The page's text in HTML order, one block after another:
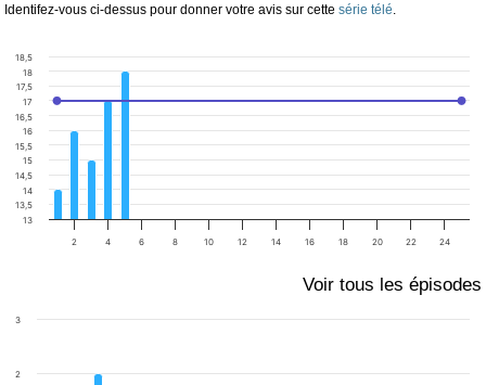
Identifez-vous ci-dessus pour donner votre avis sur cettesérie télé
2 4 6 8 10 12 14 16 18 20 22 24
13
13,5
14
14,5
15
15,5
16
16,5
17
17,5
18
18,5
Voir tous les épisodes
2
3